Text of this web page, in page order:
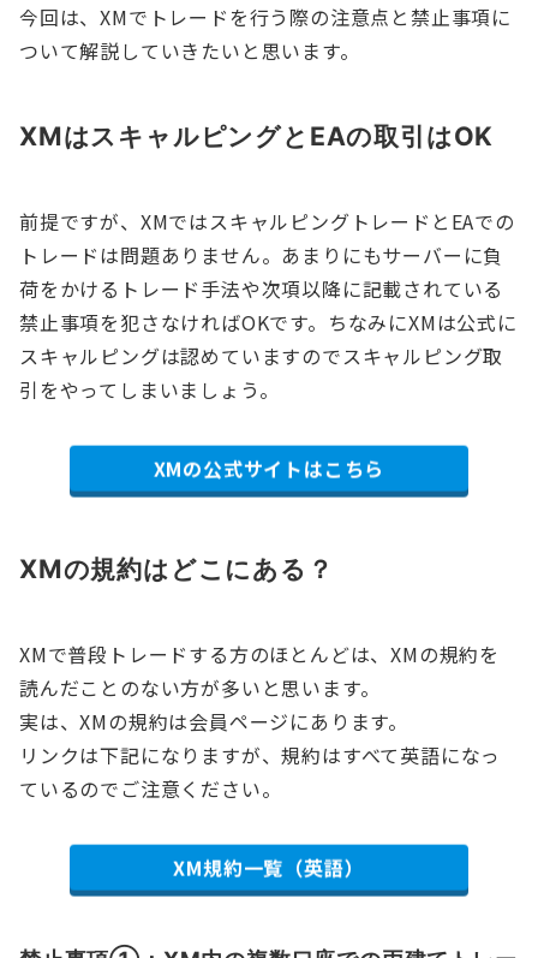
今回は、XMでトレードを行う際の注意点と禁止事項に
ついて解説していきたいと思います。
XMはスキャルピングとEAの取引はOK
前提ですが、XMではスキャルピングトレードとEAでの
トレードは問題ありません。あまりにもサーバーに負
荷をかけるトレード手法や次項以降に記載されている
禁止事項を犯さなければOKです。ちなみにXMは公式に
スキャルピングは認めていますのでスキャルピング取
引をやってしまいましょう。
XMの公式サイトはこちら
XMの規約はどこにある？
XMで普段トレードする方のほとんどは、XMの規約を
読んだことのない方が多いと思います。
実は、XMの規約は会員ページにあります。
リンクは下記になりますが、規約はすべて英語になっ
ているのでご注意ください。
XM規約一覧（英語）